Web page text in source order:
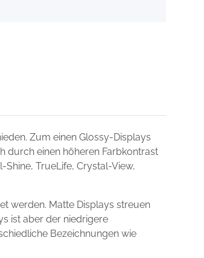
Zum einen Glossy-Displays
durch einen höheren Farbkontrast
TrueLife, Crystal-View,
werden. Matte Displays streuen
ist aber der niedrigere
Bezeichnungen wie